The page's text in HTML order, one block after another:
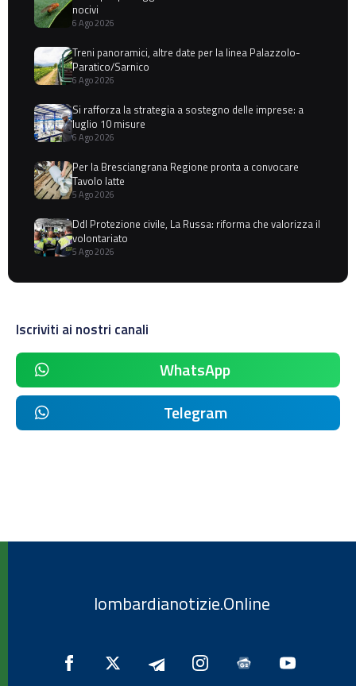
nocivi
6 Ago 2026
Treni panoramici, altre date per la linea Palazzolo-
Paratico/Sarnico
6 Ago 2026
Si rafforza la strategia a sostegno delle imprese: a
luglio 10 misure
6 Ago 2026
Per la Bresciangrana Regione pronta a convocare
Tavolo latte
5 Ago 2026
Ddl Protezione civile, La Russa: riforma che valorizza il
volontariato
5 Ago 2026
Iscriviti ai nostri canali
WhatsApp
Telegram
lombardianotizie.Online